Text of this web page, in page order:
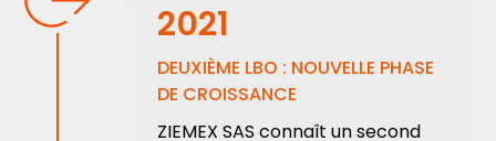
2021
DEUXIÈME LBO : NOUVELLE PHASE
DE CROISSANCE
ZIEMEX SAS connaît un second